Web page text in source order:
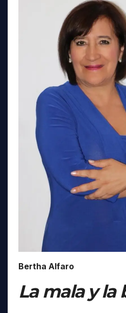
Bertha Alfaro
La mala y la